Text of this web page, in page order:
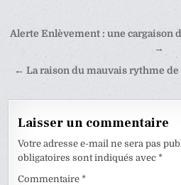
Navigation
l’article
Alerte Enlèvement : une cargaison
→
← La raison du mauvais rythme de
Laisser un commentaire
Votre adresse e-mail ne sera pas
obligatoires sont indiqués avec*
Commentaire*